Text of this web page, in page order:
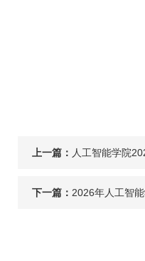
上一篇： 人工智能学院
士研究生招生报
下一篇： 2026年人工智